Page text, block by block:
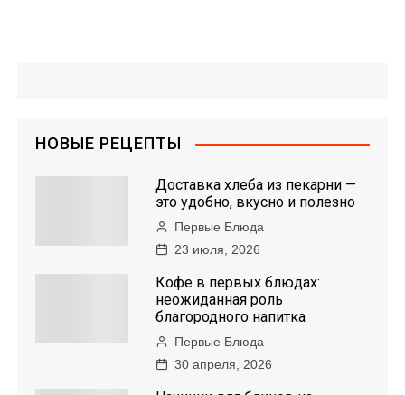
НОВЫЕ РЕЦЕПТЫ
Доставка хлеба из пекарни —
это удобно, вкусно и полезно
Первые Блюда
23 июля, 2026
Кофе в первых блюдах:
неожиданная роль
благородного напитка
Первые Блюда
30 апреля, 2026